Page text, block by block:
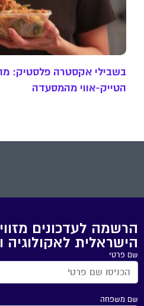
בשבילי אקסטרה פלסטיק:
הטייק-אווי מהמסעדה
הרשמה לעדכונים
הישראלית לאקולוגיה
שם פרטי
שם משפחה